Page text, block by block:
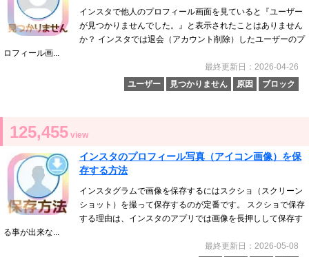
インスタで他人のプロフィール画面を見ていると『ユーザー
が見つかりませんでした。』と表示されたことはありません
か？ インスタでは退会（アカウント削除）したユーザーのプ
ロフィール画...
最終更新日：2026-04-26
ユーザー
見つかりません 原因 ブロック
125,455 view
インスタのプロフィール写真（アイコン画像）を保
存する方法
インスタグラムで画像を保存するにはスクショ（スクリーン
ショット）を撮って保存するのが定番です。 スクショで保存
する理由は、インスタのアプリでは画像を長押しして保存す
る事が出来な...
最終更新日：2026-05-08